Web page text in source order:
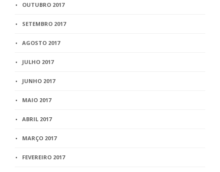
OUTUBRO 2017
SETEMBRO 2017
AGOSTO 2017
JULHO 2017
JUNHO 2017
MAIO 2017
ABRIL 2017
MARÇO 2017
FEVEREIRO 2017